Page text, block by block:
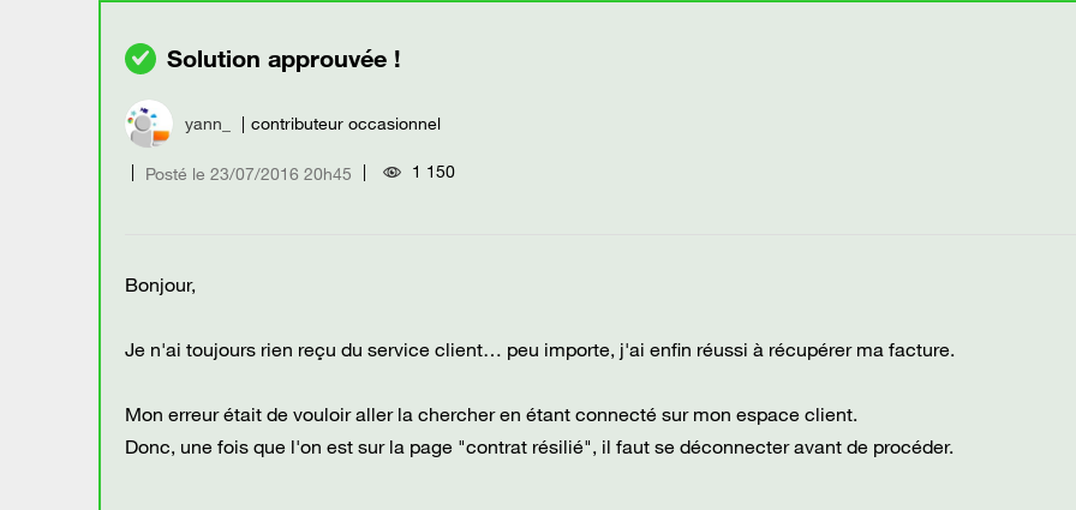
yann_ contributeur occasionnel
Posté le ‎23/07/2016 20h45 1 150
Bonjour,
Je n'ai toujours rien reçu du service client… peu importe, j'ai enfin réussi à récupérer ma facture.
Mon erreur était de vouloir aller la chercher en étant connecté sur mon espace client.
Donc, une fois que l'on est sur la page "contrat résilié", il faut se déconnecter avant de procéder.